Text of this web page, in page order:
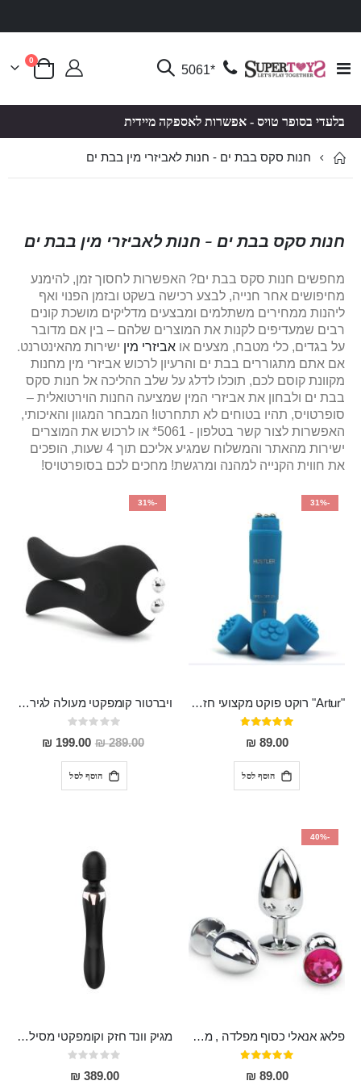
Toggle
*5061 סל קניות
0פריטים
בלעדי בסופר טויס - אפשרות לאספקה מיידית
חנות סקס בבת ים - חנות לאביזרי מין בבת ים
חנות סקס בבת ים - חנות לאביזרי מין בבת ים
מחפשים חנות סקס בבת ים? האפשרות לחסוך זמן, להימנע
מחיפושים אחר חנייה, לבצע רכישה בשקט ובזמן הפנוי ואף
ליהנות ממחירים משתלמים ומבצעים מדליקים מושכת קונים
רבים שמעדיפים לקנות את המוצרים שלהם – בין אם מדובר
על בגדים, כלי מטבח, מצעים או אביזרי מין ישירות מהאינטרנט.
אם אתם מתגוררים בבת ים והרעיון לרכוש אביזרי מין מחנות
מקוונת קוסם לכם, תוכלו לדלג על שלב ההליכה אל חנות סקס
בבת ים ולבחון את אביזרי המין שמציעה החנות הוירטואלית –
סופרטויס, תהיו בטוחים לא תתחרטו! המבחר המגוון והאיכותי,
האפשרות לצור קשר בטלפון - 5061* או לרכוש את המוצרים
ישירות מהאתר והמשלוח שמגיע אליכם תוך 4 שעות, הופכים
את חווית הקנייה למהנה ומרגשת! מחכים לכם בסופרטויס!
-31%
"Artur" רוקט פוקט מקצועי חזק במיוחד
דירוג:
95%
89.00 ₪
הוסף לסל
-31%
ויברטור קומפקטי מעולה לגירוי פטמות ודגדגן מסיליקון רפואי בעל 10 מצבי רטט , נטען
Rating:
0%
289.00 ₪
מחיר
מבצע
199.00 ₪
הוסף לסל
-40%
פלאג אנאלי כסוף מפלדה , מתאים ללבישה מתחת לבגדים, בגודל 7.3 על 2.8 ס"מ
דירוג:
97%
89.00 ₪
מגיק וונד חזק וקומפקטי מסיליקון רפואי בעל 20 מצבי רטט , שקט ועמיד למים MASSA
Rating:
0%
389.00 ₪